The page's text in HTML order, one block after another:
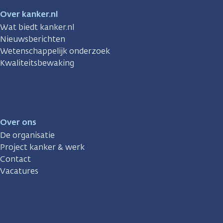
Over kanker.nl
Wat biedt kanker.nl
Nieuwsberichten
Wetenschappelijk onderzoek
Kwaliteitsbewaking
Over ons
De organisatie
Project kanker & werk
Contact
Vacatures